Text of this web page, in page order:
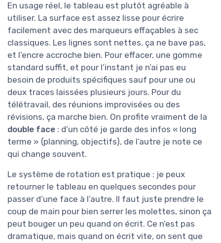
En usage réel, le tableau est plutôt agréable à
utiliser. La surface est assez lisse pour écrire
facilement avec des marqueurs effaçables à sec
classiques. Les lignes sont nettes, ça ne bave pas,
et l’encre accroche bien. Pour effacer, une gomme
standard suffit, et pour l’instant je n’ai pas eu
besoin de produits spécifiques sauf pour une ou
deux traces laissées plusieurs jours. Pour du
télétravail, des réunions improvisées ou des
révisions, ça marche bien. On profite vraiment de la
double face : d’un côté je garde des infos « long
terme » (planning, objectifs), de l’autre je note ce
qui change souvent.
Le système de rotation est pratique : je peux
retourner le tableau en quelques secondes pour
passer d’une face à l’autre. Il faut juste prendre le
coup de main pour bien serrer les molettes, sinon ça
peut bouger un peu quand on écrit. Ce n’est pas
dramatique, mais quand on écrit vite, on sent que